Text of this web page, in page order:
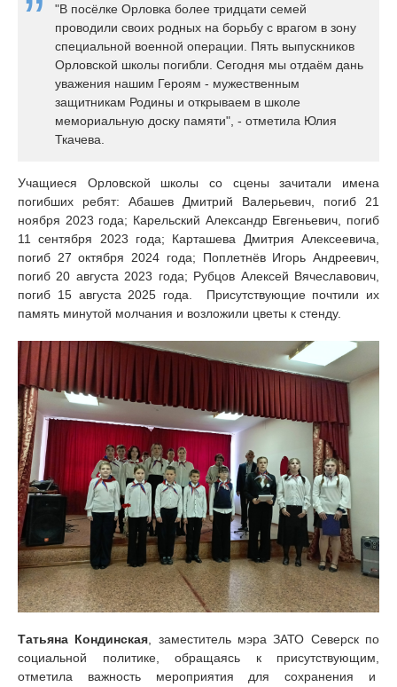
"В посёлке Орловка более тридцати семей
проводили своих родных на борьбу с врагом в зону
специальной военной операции. Пять выпускников
Орловской школы погибли. Сегодня мы отдаём дань
уважения нашим Героям - мужественным
защитникам Родины и открываем в школе
мемориальную доску памяти", - отметила Юлия
Ткачева.
Учащиеся Орловской школы со сцены зачитали имена
погибших ребят: Абашев Дмитрий Валерьевич, погиб 21
ноября 2023 года; Карельский Александр Евгеньевич, погиб
11 сентября 2023 года; Карташева Дмитрия Алексеевича,
погиб 27 октября 2024 года; Поплетнёв Игорь Андреевич,
погиб 20 августа 2023 года; Рубцов Алексей Вячеславович,
погиб 15 августа 2025 года. Присутствующие почтили их
память минутой молчания и возложили цветы к стенду.
Татьяна Кондинская, заместитель мэра ЗАТО Северск по
социальной политике, обращаясь к присутствующим,
отметила важность мероприятия для сохранения и